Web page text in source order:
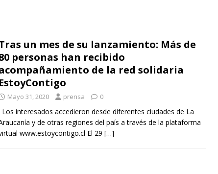
un mes de su lanzamiento: Más de
personas han recibido
de la red solidaria
EstoyContigo
Mayo 31, 2020 prensa 0
Los interesados accedieron desde diferentes ciudades de La
y de otras regiones del país a través de la plataforma
www.estoycontigo.cl El 29 […]